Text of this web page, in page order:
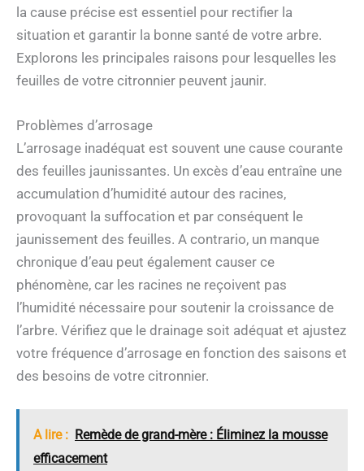
la cause précise est essentiel pour rectifier la
situation et garantir la bonne santé de votre arbre.
Explorons les principales raisons pour lesquelles les
feuilles de votre citronnier peuvent jaunir.
Problèmes d’arrosage
L’arrosage inadéquat est souvent une cause courante
des feuilles jaunissantes. Un excès d’eau entraîne une
accumulation d’humidité autour des racines,
provoquant la suffocation et par conséquent le
jaunissement des feuilles. A contrario, un manque
chronique d’eau peut également causer ce
phénomène, car les racines ne reçoivent pas
l’humidité nécessaire pour soutenir la croissance de
l’arbre. Vérifiez que le drainage soit adéquat et ajustez
votre fréquence d’arrosage en fonction des saisons et
des besoins de votre citronnier.
A lire : Remède de grand-mère : Éliminez la mousse
efficacement